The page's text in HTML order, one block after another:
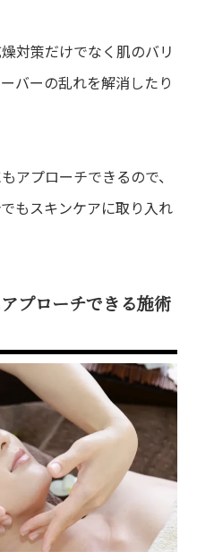
対策だけでなく肌のバリ
バーの乱れを解消したり
アプローチできるので、
もスキンケアに取り入れ
プローチできる施術